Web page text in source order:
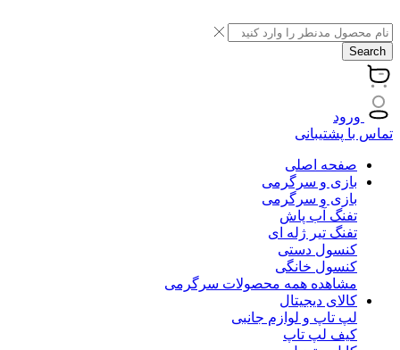
Search
ورود
تماس با پشتیبانی
صفحه اصلی
بازی و سرگرمی
بازی و سرگرمی
تفنگ آب پاش
تفنگ تیر ژله ای
کنسول دستی
کنسول خانگی
مشاهده همه محصولات سرگرمی
کالای دیجیتال
لپ تاپ و لوازم جانبی
کیف لپ تاپ